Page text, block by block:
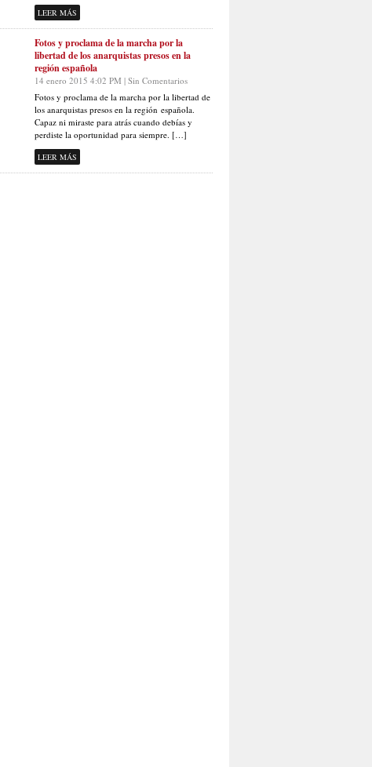
LEER MÁS
Fotos y proclama de la marcha por la
libertad de los anarquistas presos en la
región española
14 enero 2015 4:02 PM | Sin Comentarios
Fotos y proclama de la marcha por la libertad de
los anarquistas presos en la región española.
Capaz ni miraste para atrás cuando debías y
perdiste la oportunidad para siempre. […]
LEER MÁS